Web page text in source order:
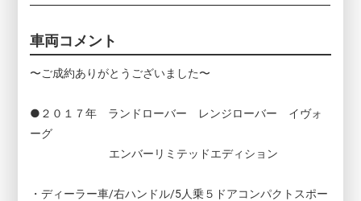
車両コメント
〜ご成約ありがとうございました〜
●２０１７年 ランドローバー レンジローバー イヴォ
ーグ
エンバーリミテッドエディション
・ディーラー車/右ハンドル/5人乗５ドアコンパクトスポー